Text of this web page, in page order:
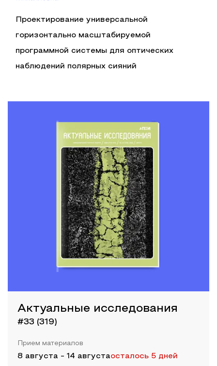
Проектирование универсальной
горизонтально масштабируемой
программной системы для оптических
наблюдений полярных сияний
Актуальные исследования
#33 (319)
Прием материалов
8 августа - 14 августаосталось 5 дней